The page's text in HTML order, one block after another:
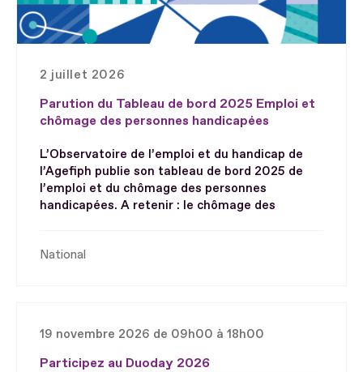
2 juillet 2026
Parution du Tableau de bord 2025 Emploi et
chômage des personnes handicapées
L’Observatoire de l’emploi et du handicap de
l’Agefiph publie son tableau de bord 2025 de
l’emploi et du chômage des personnes
handicapées. A retenir : le chômage des
National
19 novembre 2026 de 09h00 à 18h00
Participez au Duoday 2026